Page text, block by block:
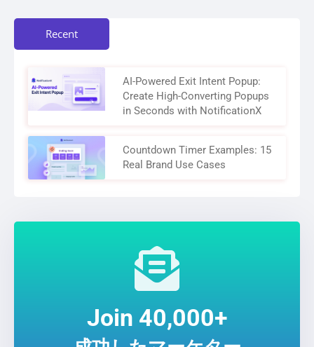
Recent
AI-Powered Exit Intent Popup:
Create High-Converting Popups
in Seconds with NotificationX
Countdown Timer Examples: 15
Real Brand Use Cases
Join 40,000+